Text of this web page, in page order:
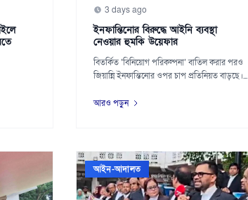
3 days ago
ইনফান্তিনোর বিরুদ্ধে আইনি ব্যবস্থা
নেওয়ার হুমকি উয়েফার
বিতর্কিত ‘বিনিয়োগ পরিকল্পনা’ বাতিল করার পরও
জিয়ান্নি ইনফান্তিনোর ওপর চাপ প্রতিনিয়ত বাড়ছে।...
আরও পড়ুন
আইন-আদালত